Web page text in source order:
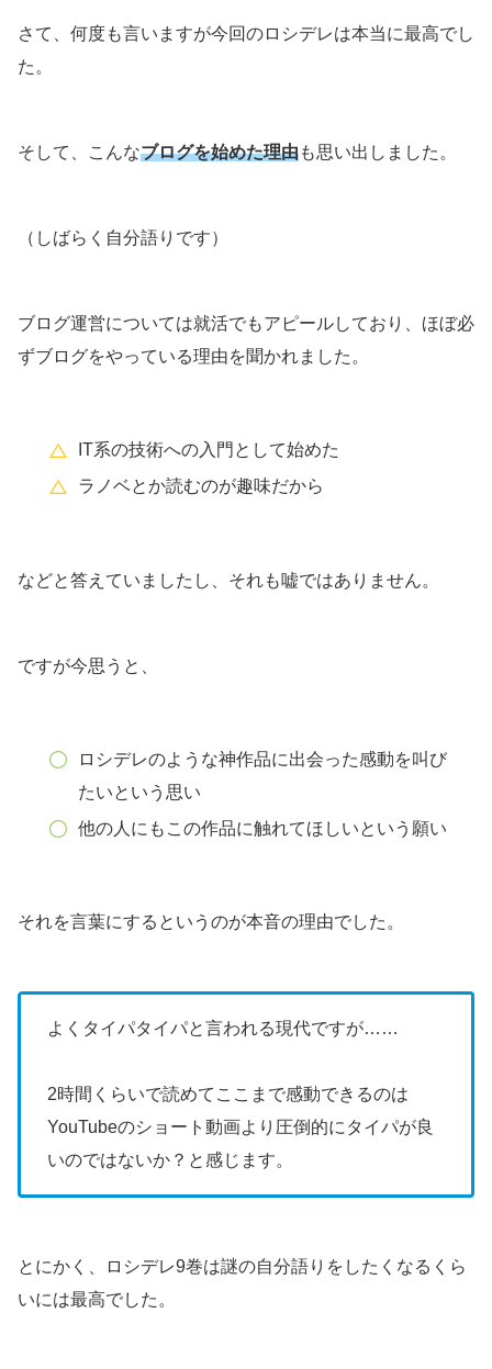
さて、何度も言いますが今回のロシデレは本当に最高でし
た。
そして、こんなブログを始めた理由も思い出しました。
（しばらく自分語りです）
ブログ運営については就活でもアピールしており、ほぼ必
ずブログをやっている理由を聞かれました。
IT系の技術への入門として始めた
ラノベとか読むのが趣味だから
などと答えていましたし、それも嘘ではありません。
ですが今思うと、
ロシデレのような神作品に出会った感動を叫び
たいという思い
他の人にもこの作品に触れてほしいという願い
それを言葉にするというのが本音の理由でした。
よくタイパタイパと言われる現代ですが……
2時間くらいで読めてここまで感動できるのは
YouTubeのショート動画より圧倒的にタイパが良
いのではないか？と感じます。
とにかく、ロシデレ9巻は謎の自分語りをしたくなるくら
いには最高でした。